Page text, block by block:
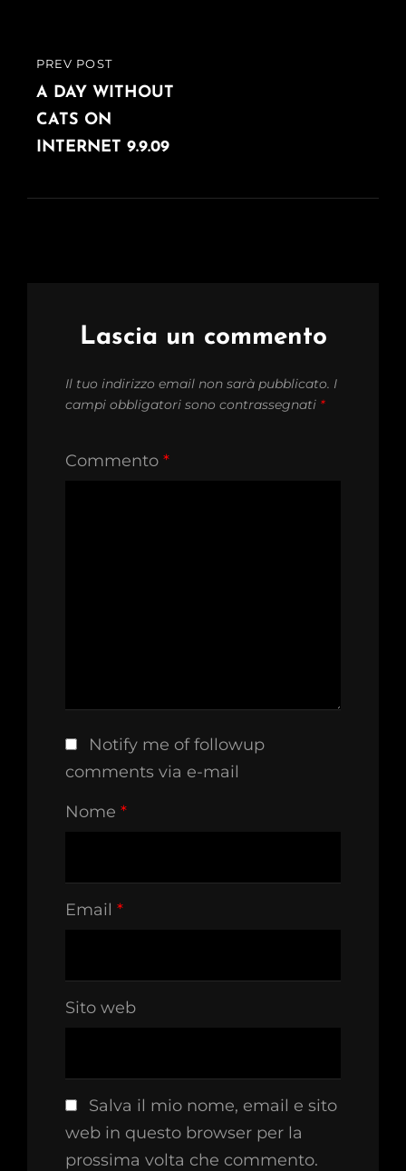
PREVIOUS
POST
PREV POST
A DAY WITHOUT
CATS ON
INTERNET 9.9.09
Lascia un commento
Il tuo indirizzo email non sarà pubblicato. I
campi obbligatori sono contrassegnati *
Commento *
Notify me of followup
comments via e-mail
Nome *
Email *
Sito web
Salva il mio nome, email e sito
web in questo browser per la
prossima volta che commento.